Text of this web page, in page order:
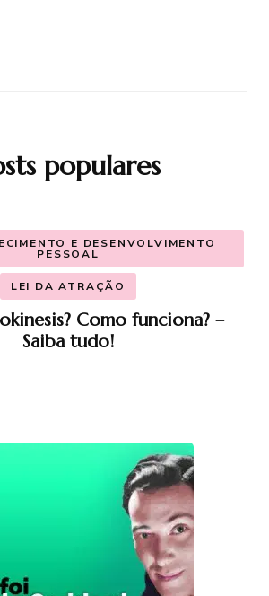
populares
E DESENVOLVIMENTO
PESSOAL
LEI DA ATRAÇÃO
Como funciona? –
Saiba tudo!